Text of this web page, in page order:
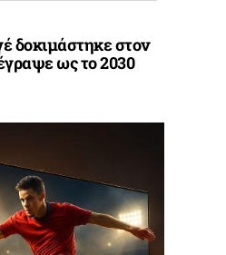
δοκιμάστηκε στον
ως το 2030